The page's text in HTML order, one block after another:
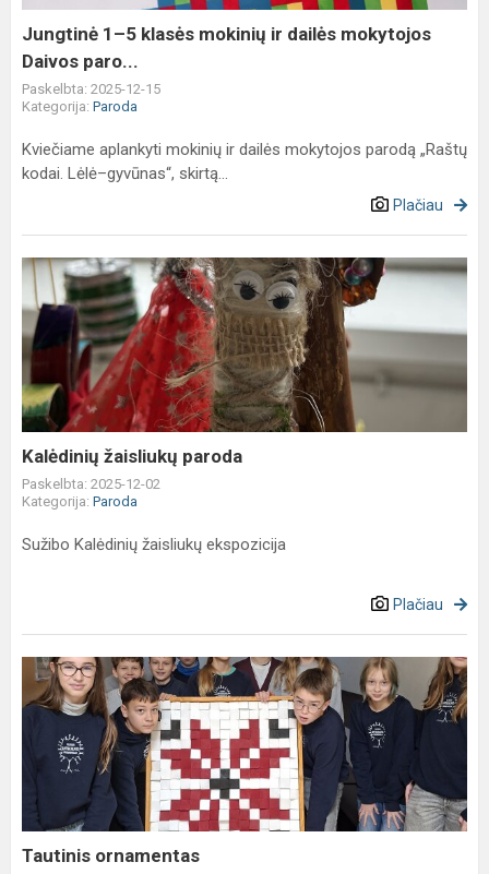
mokytojos
Daivos
paro...
Jungtinė 1–5 klasės mokinių ir dailės mokytojos
Daivos paro...
Paskelbta: 2025-12-15
Kategorija: Paroda
Kviečiame aplankyti mokinių ir dailės mokytojos parodą „Raštų
kodai. Lėlė–gyvūnas“, skirtą...
Plačiau
Kalėdinių
žaisliukų
paroda
Kalėdinių žaisliukų paroda
Paskelbta: 2025-12-02
Kategorija: Paroda
Sužibo Kalėdinių žaisliukų ekspozicija
Plačiau
Tautinis
ornamentas
Tautinis ornamentas